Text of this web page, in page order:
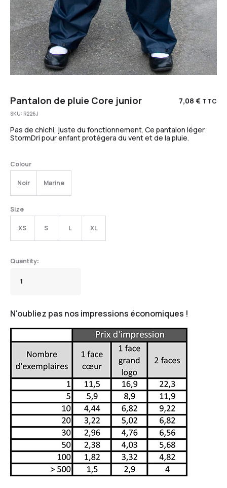
Pantalon de pluie Core junior 7,08 € TTC
SKU: R226J
Pas de chichi, juste du fonctionnement. Ce pantalon léger
StormDri pour enfant protégera du vent et de la pluie.
Colour
Noir Marine
Size
XS S L XL
N'oubliez pas nos impressions économiques !